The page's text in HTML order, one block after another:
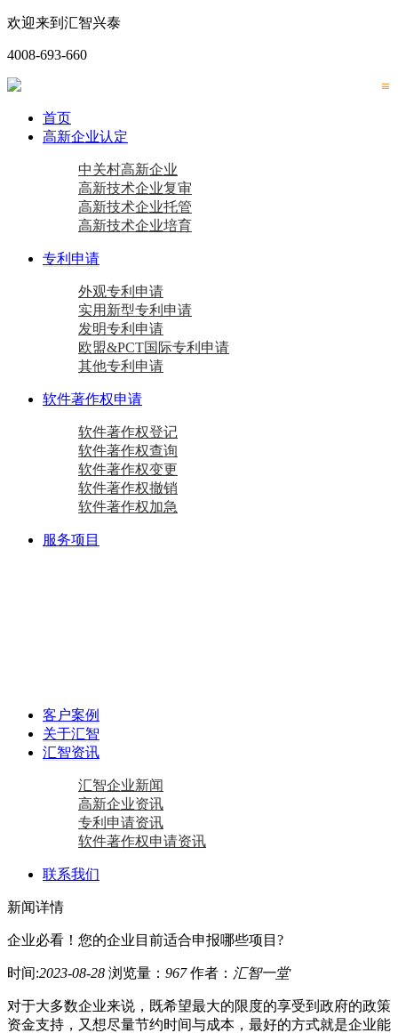
欢迎来到汇智兴泰
4008-693-660
首页
高新企业认定
中关村高新企业
高新技术企业复审
高新技术企业托管
高新技术企业培育
专利申请
外观专利申请
实用新型专利申请
发明专利申请
欧盟&PCT国际专利申请
其他专利申请
软件著作权申请
软件著作权登记
软件著作权查询
软件著作权变更
软件著作权撤销
软件著作权加急
服务项目
客户案例
关于汇智
汇智资讯
汇智企业新闻
高新企业资讯
专利申请资讯
软件著作权申请资讯
联系我们
新闻详情
企业必看！您的企业目前适合申报哪些项目?
时间:2023-08-28 浏览量： 967 作者： 汇智一堂
对于大多数企业来说，既希望最大的限度的享受到政府的政策
资金支持，又想尽量节约时间与成本，最好的方式就是企业能